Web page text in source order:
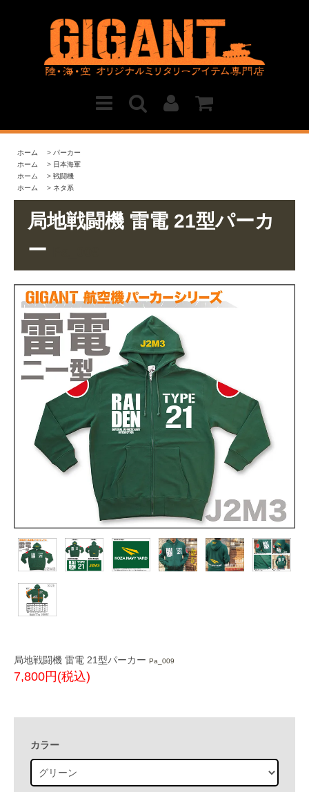
ホーム > パーカー
ホーム
> 日本海軍
ホーム
> 戦闘機
ホーム
> ネタ系
局地戦闘機 雷電 21型パーカ
ー
局地戦闘機 雷電 21型パーカー Pa_009
7,800円(税込)
カラー